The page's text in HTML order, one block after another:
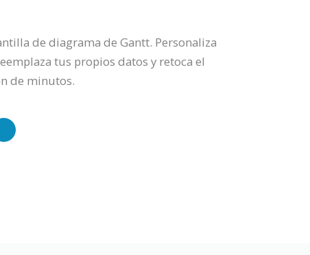
de diagrama de Gantt. Personaliza
tus propios datos y retoca el
de minutos.